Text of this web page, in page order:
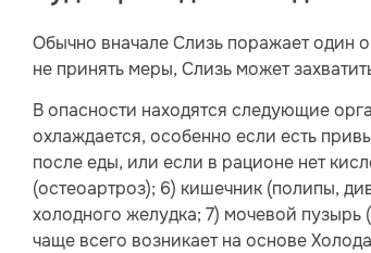
Обычно вначале Слизь поражает один
не принять меры, Слизь может
В опасности находятся следующие
охлаждается, особенно если есть
после еды, или если в рационе нет
(остеоартроз); 6) кишечник (полипы,
холодного желудка; 7) мочевой пузырь
чаще всего возникает на основе